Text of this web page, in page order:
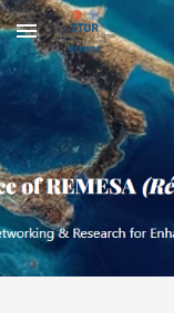
Skip to main content